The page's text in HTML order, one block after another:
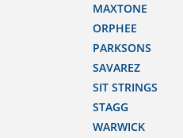
MAXTONE
ORPHEE
PARKSONS
SAVAREZ
SIT STRINGS
STAGG
WARWICK